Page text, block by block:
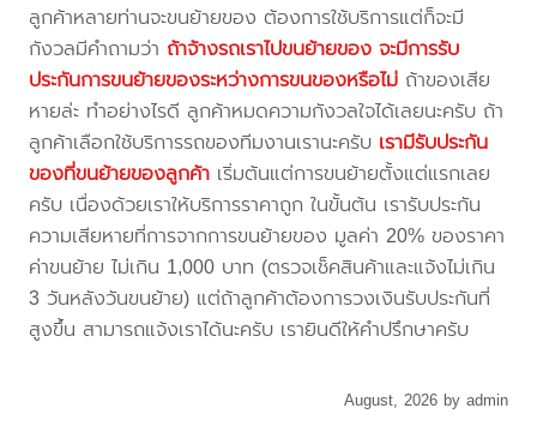
ลูกค้าหลายท่านจะขนย้ายของ ต้องการใช้บริการแต่ก็จะมี
กังวลมีคำถามว่า ถ้าจ้างรถเราไปขนย้ายของ จะมีการรับ
ประกันการขนย้ายของระหว่างการขนของหรือไม่ ถ้าของเสีย
หายล่ะ ทำอย่างไรดี ลูกค้าหมดความกังวลใจได้เลยนะครับ ถ้า
ลูกค้าเลือกใช้บริการรถของทีมงานเรานะครับ เรามีรับประกัน
ของที่ขนย้ายของลูกค้า เริ่มต้นแต่การขนย้ายตั้งแต่แรกเลย
ครับ เนื่องด้วยเราให้บริการราคาถูก ในขั้นต้น เรารับประกัน
ความเสียหายที่การจากการขนย้ายของ มูลค่า 20% ของราคา
ค่าขนย้าย ไม่เกิน 1,000 บาท (ตรวจเช็คสินค้าและแจ้งไม่เกิน
3 วันหลังวันขนย้าย) แต่ถ้าลูกค้าต้องการวงเงินรับประกันที่
สูงขึ้น สามารถแจ้งเราได้นะครับ เรายินดีให้คำปรึกษาครับ
August, 2026 by admin